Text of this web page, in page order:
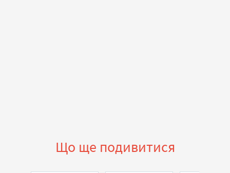
Що ще подивитися